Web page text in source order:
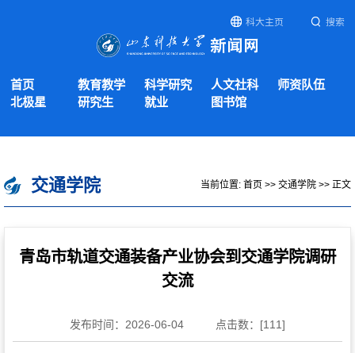
科大主页 搜索
首页 教育教学 科学研究 人文社科
师资队伍
北极星
研究生 就业 图书馆
交通学院 当前位置: 首页 >> 交通学院 >> 正文
青岛市轨道交通装备产业协会到交通学院调研
交流
发布时间：2026-06-04 点击数：[111]